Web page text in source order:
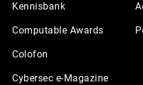
Kennisbank
Computable Awards
Colofon
Cybersec e-Magazine